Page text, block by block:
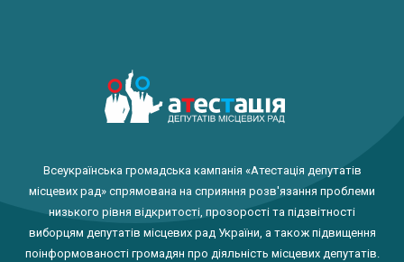
Всеукраїнська громадська кампанія «Атестація депутатів
місцевих рад» спрямована на сприяння розв'язання проблеми
низького рівня відкритості, прозорості та підзвітності
виборцям депутатів місцевих рад України, а також підвищення
поінформованості громадян про діяльність місцевих депутатів.